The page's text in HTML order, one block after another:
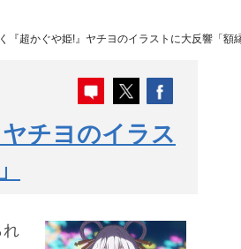
『超かぐや姫!』ヤチヨのイラストに大反響「額
チヨのイラス
れ